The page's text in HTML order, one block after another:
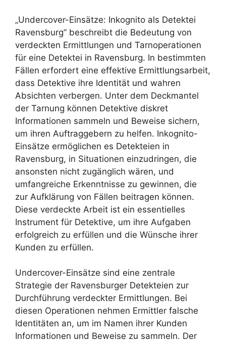
„Undercover-Einsätze: Inkognito als Detektei
Ravensburg“ beschreibt die Bedeutung von
verdeckten Ermittlungen und Tarnoperationen
für eine Detektei in Ravensburg. In bestimmten
Fällen erfordert eine effektive Ermittlungsarbeit,
dass Detektive ihre Identität und wahren
Absichten verbergen. Unter dem Deckmantel
der Tarnung können Detektive diskret
Informationen sammeln und Beweise sichern,
um ihren Auftraggebern zu helfen. Inkognito-
Einsätze ermöglichen es Detekteien in
Ravensburg, in Situationen einzudringen, die
ansonsten nicht zugänglich wären, und
umfangreiche Erkenntnisse zu gewinnen, die
zur Aufklärung von Fällen beitragen können.
Diese verdeckte Arbeit ist ein essentielles
Instrument für Detektive, um ihre Aufgaben
erfolgreich zu erfüllen und die Wünsche ihrer
Kunden zu erfüllen.
Undercover-Einsätze sind eine zentrale
Strategie der Ravensburger Detekteien zur
Durchführung verdeckter Ermittlungen. Bei
diesen Operationen nehmen Ermittler falsche
Identitäten an, um im Namen ihrer Kunden
Informationen und Beweise zu sammeln. Der